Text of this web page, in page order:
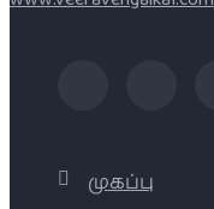
முகப்பு